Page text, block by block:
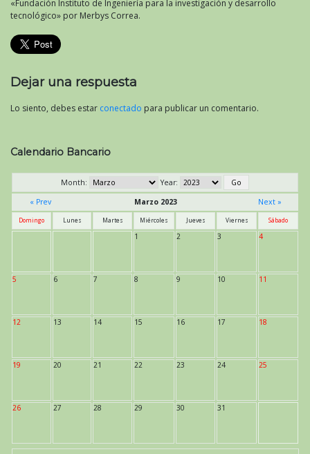
«Fundación Instituto de Ingeniería para la investigación y desarrollo
tecnológico» por Merbys Correa.
Dejar una respuesta
Lo siento, debes estar conectado para publicar un comentario.
Calendario Bancario
Month:
Year:
« Prev
Marzo 2023 Next »
Domingo Lunes Martes Miércoles Jueves Viernes Sábado
1 2 3 4
5 6 7 8 9 10 11
12 13 14 15 16 17 18
19 20 21 22 23 24 25
26 27 28 29 30 31